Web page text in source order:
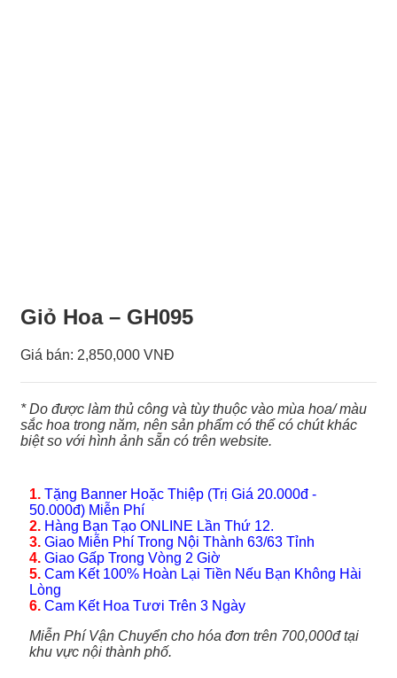
Giỏ Hoa – GH095
Giá bán: 2,850,000 VNĐ
* Do được làm thủ công và tùy thuộc vào mùa hoa/ màu
sắc hoa trong năm, nên sản phẩm có thể có chút khác
biệt so với hình ảnh sẵn có trên website.
1. Tặng Banner Hoặc Thiệp (Trị Giá 20.000đ -
50.000đ) Miễn Phí
2. Hàng Bạn Tạo ONLINE Lần Thứ 12.
3. Giao Miễn Phí Trong Nội Thành 63/63 Tỉnh
4. Giao Gấp Trong Vòng 2 Giờ
5. Cam Kết 100% Hoàn Lại Tiền Nếu Bạn Không Hài
Lòng
6. Cam Kết Hoa Tươi Trên 3 Ngày
Miễn Phí Vận Chuyển cho hóa đơn trên 700,000đ tại
khu vực nội thành phố.